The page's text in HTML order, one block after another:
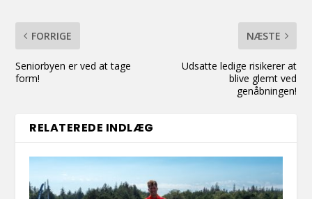
FORRIGE
Seniorbyen er ved at tage
form!
NÆSTE
Udsatte ledige risikerer at
blive glemt ved
genåbningen!
RELATEREDE INDLÆG